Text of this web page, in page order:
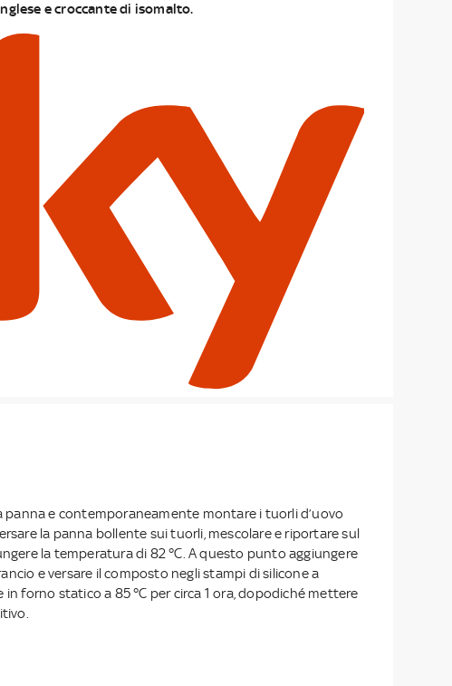
e croccante di isomalto.
panna e contemporaneamente montare i tuorli d’uovo
la panna bollente sui tuorli, mescolare e riportare sul
la temperatura di 82 °C. A questo punto aggiungere
e versare il composto negli stampi di silicone a
in forno statico a 85 °C per circa 1 ora, dopodiché mettere